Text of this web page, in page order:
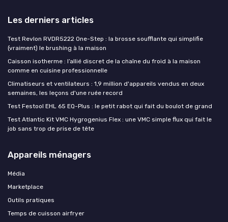
Les derniers articles
Test Revlon RVDR5222 One-Step : la brosse soufflante qui simplifie
(vraiment) le brushing à la maison
Caisson isotherme : l’allié discret de la chaîne du froid à la maison
comme en cuisine professionnelle
Climatiseurs et ventilateurs : 1,9 million d'appareils vendus en deux
semaines, les leçons d'une ruée record
Test Festool EHL 65 EQ-Plus : le petit rabot qui fait du boulot de grand
Test Atlantic Kit VMC Hygrogenius Flex : une VMC simple flux qui fait le
job sans trop de prise de tête
Appareils ménagers
Média
Marketplace
Outils pratiques
Temps de cuisson airfryer